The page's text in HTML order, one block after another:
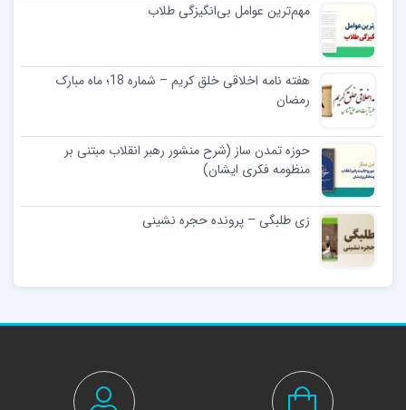
مهم‌ترین عوامل بی‌انگیزگی طلاب
هفته نامه اخلاقی خلق کریم – شماره 18؛ ماه مبارک
رمضان
حوزه تمدن ساز (شرح منشور رهبر انقلاب مبتنی بر
منظومه فکری ایشان)
زی طلبگی – پرونده حجره نشینی